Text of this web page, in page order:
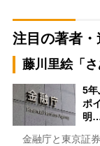
注目の著者・
藤川里絵「さ
5年
ポ
明
金融庁と東京証